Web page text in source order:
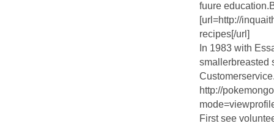
fuure
[url=http://
recipes[/url]
In 1983 with
smallerbreasted
http://
First see